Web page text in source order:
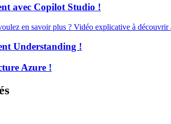
avec Copilot Studio !
en savoir plus ? Vidéo explicative à découvrir
Understanding !
Azure !